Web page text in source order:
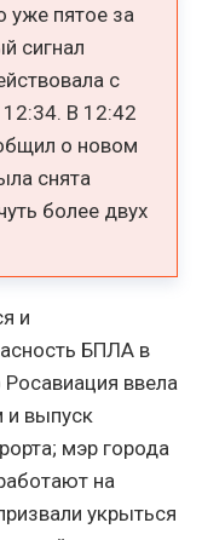
уже пятое за
сигнал
с
В 12:42
о новом
снята
более двух
и
БПЛА в
ввела
и выпуск
мэр города
на
укрыться